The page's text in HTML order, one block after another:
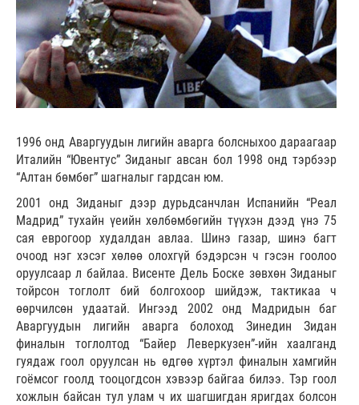
1996 онд Аваргуудын лигийн аварга болсныхоо дараагаар
Италийн “Ювентус” Зиданыг авсан бол 1998 онд тэрбээр
“Алтан бөмбөг” шагналыг гардсан юм.
2001 онд Зиданыг дээр дурьдсанчлан Испанийн “Реал
Мадрид” тухайн үеийн хөлбөмбөгийн түүхэн дээд үнэ 75
сая еврогоор худалдан авлаа. Шинэ газар, шинэ багт
очоод нэг хэсэг хөлөө олохгүй бэдэрсэн ч гэсэн гоолоо
оруулсаар л байлаа. Висенте Дель Боске зөвхөн Зиданыг
тойрсон тоглолт бий болгохоор шийдэж, тактикаа ч
өөрчилсөн удаатай. Ингээд 2002 онд Мадридын баг
Аваргуудын лигийн аварга болоход Зинедин Зидан
финалын тоглолтод “Байер Леверкузен”-ийн хаалганд
гуядаж гоол оруулсан нь өдгөө хүртэл финалын хамгийн
гоёмсог гоолд тооцогдсон хэвээр байгаа билээ. Тэр гоол
хожлын байсан тул улам ч их шагшигдан яригдах болсон